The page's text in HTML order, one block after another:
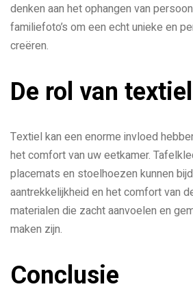
denken aan het ophangen van
familiefoto’s om een echt unieke en
creëren.
De rol van textiel
Textiel kan een enorme invloed
het comfort van uw eetkamer.
placemats en stoelhoezen kunnen
aantrekkelijkheid en het comfort van
materialen die zacht aanvoelen en
maken zijn.
Conclusie